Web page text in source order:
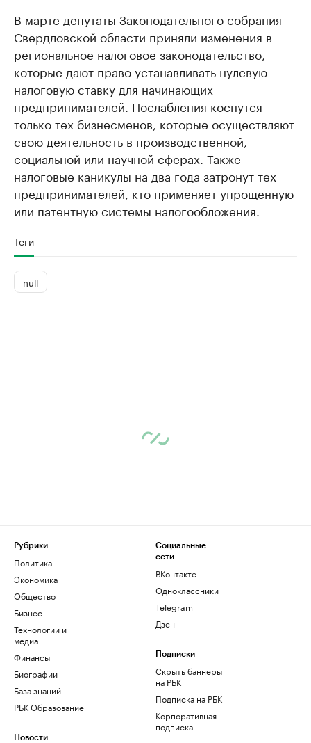
В марте депутаты Законодательного собрания
Свердловской области приняли изменения в
региональное налоговое законодательство,
которые дают право устанавливать нулевую
налоговую ставку для начинающих
предпринимателей. Послабления коснутся
только тех бизнесменов, которые осуществляют
свою деятельность в производственной,
социальной или научной сферах. Также
налоговые каникулы на два года затронут тех
предпринимателей, кто применяет упрощенную
или патентную системы налогообложения.
Теги
null
Рубрики
Политика
Экономика
Общество
Бизнес
Технологии и
медиа
Финансы
Биографии
База знаний
РБК Образование
Новости
Социальные
сети
ВКонтакте
Одноклассники
Telegram
Дзен
Подписки
Скрыть баннеры
на РБК
Подписка на РБК
Корпоративная
подписка